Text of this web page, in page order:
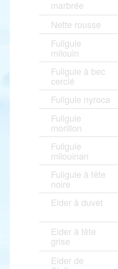
marbrée
Nette rousse
Fuligule
milouin
Fuligule à bec
cerclé
Fuligule nyroca
Fuligule
morillon
Fuligule
milouinan
Fuligule à tête
noire
Eider à duvet
Eider à tête
grise
Eider de